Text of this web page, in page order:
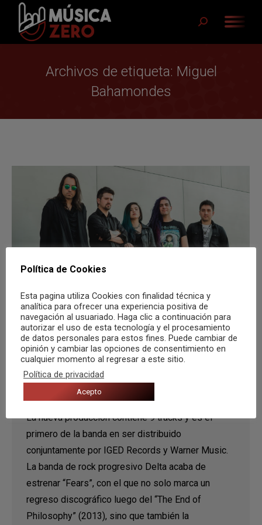
Buscar:
Archivos de etiqueta: Miguel
Bahamondes
Delta estrena su sexto disco de
estudio Fears
Musica desde Zero
La nueva producción contiene 9 tracks y es el
primero de la banda en ser distribuido
conjuntamente por IGED Records y Warner Music.
La banda de rock progresivo Delta acaba de
estrenar “Fears”, con el que no solo marca un
regreso discográfico luego del “The End of
Philosophy” (2013), sino que también la
Política de Cookies
Esta pagina utiliza Cookies con finalidad técnica y
analítica para ofrecer una experiencia positiva de
navegación al usuariado. Haga clic a continuación para
autorizar el uso de esta tecnología y el procesamiento
de datos personales para estos fines. Puede cambiar de
opinión y cambiar las opciones de consentimiento en
cualquier momento al regresar a este sitio.
Política de privacidad
Acepto